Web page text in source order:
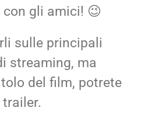
gli amici! 😉
sulle principali
streaming, ma
del film, potrete